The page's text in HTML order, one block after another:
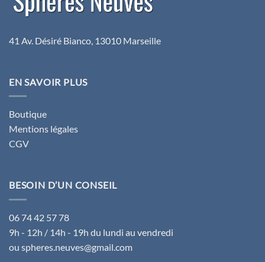
41 Av. Désiré Bianco, 13010 Marseille
EN SAVOIR PLUS
Boutique
Mentions légales
CGV
BESOIN D’UN CONSEIL
06 74 42 57 78
9h - 12h / 14h - 19h du lundi au vendredi
ou spheres.neuves@gmail.com